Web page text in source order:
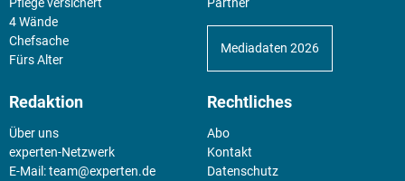
4 Wände
Chefsache
Fürs Alter
Mediadaten 2026
Redaktion
Über uns
experten-Netzwerk
E-Mail:team@experten.de
Rechtliches
Abo
Kontakt
Datenschutz